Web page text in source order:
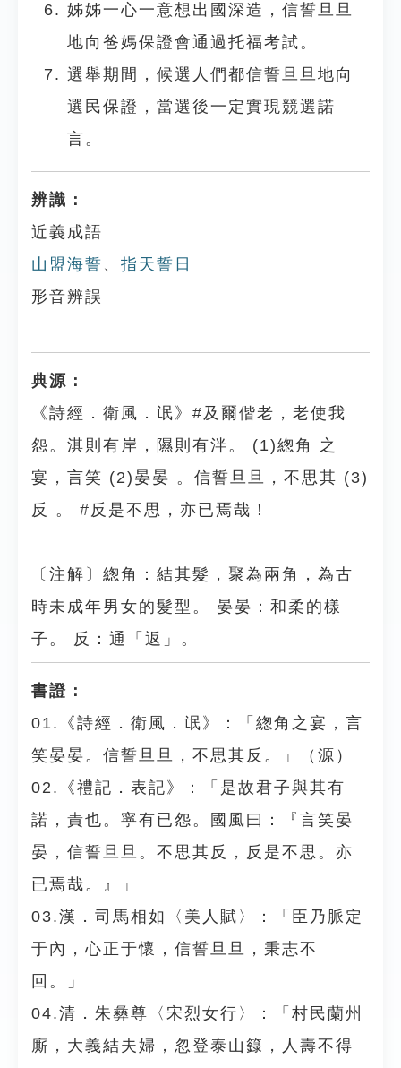
姊姊一心一意想出國深造，信誓旦旦
地向爸媽保證會通過托福考試。
選舉期間，候選人們都信誓旦旦地向
選民保證，當選後一定實現競選諾
言。
辨識：
近義成語
山盟海誓 、 指天誓日
形音辨誤
典源：
《詩經．衛風．氓》#及爾偕老，老使我
怨。淇則有岸，隰則有泮。 (1)緫角 之
宴，言笑 (2)晏晏 。信誓旦旦，不思其 (3)
反 。 #反是不思，亦已焉哉！
〔注解〕緫角：結其髮，聚為兩角，為古
時未成年男女的髮型。 晏晏：和柔的樣
子。 反：通「返」。
書證：
01.《詩經．衛風．氓》：「緫角之宴，言
笑晏晏。信誓旦旦，不思其反。」（源）
02.《禮記．表記》：「是故君子與其有
諾，責也。寧有已怨。國風曰：『言笑晏
晏，信誓旦旦。不思其反，反是不思。亦
已焉哉。』」
03.漢．司馬相如〈美人賦〉：「臣乃脈定
于內，心正于懷，信誓旦旦，秉志不
回。」
04.清．朱彝尊〈宋烈女行〉：「村民蘭州
廝，大義結夫婦，忽登泰山籙，人壽不得